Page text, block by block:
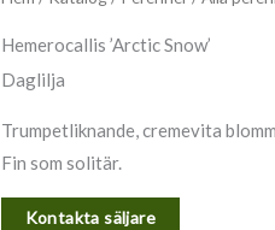
Hemerocallis ’Arctic Snow’
Daglilja
Trumpetliknande, cremevita
Fin som solitär.
Kontakta säljare